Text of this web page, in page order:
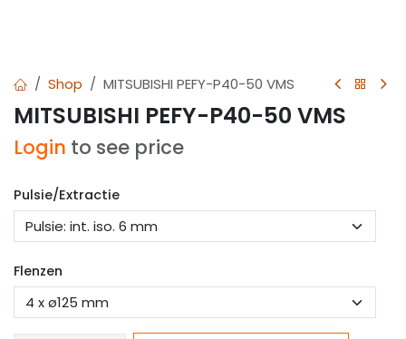
Shop MITSUBISHI PEFY-P40-50 VMS
MITSUBISHI PEFY-P40-50 VMS
Login to see price
Pulsie/Extractie
Flenzen